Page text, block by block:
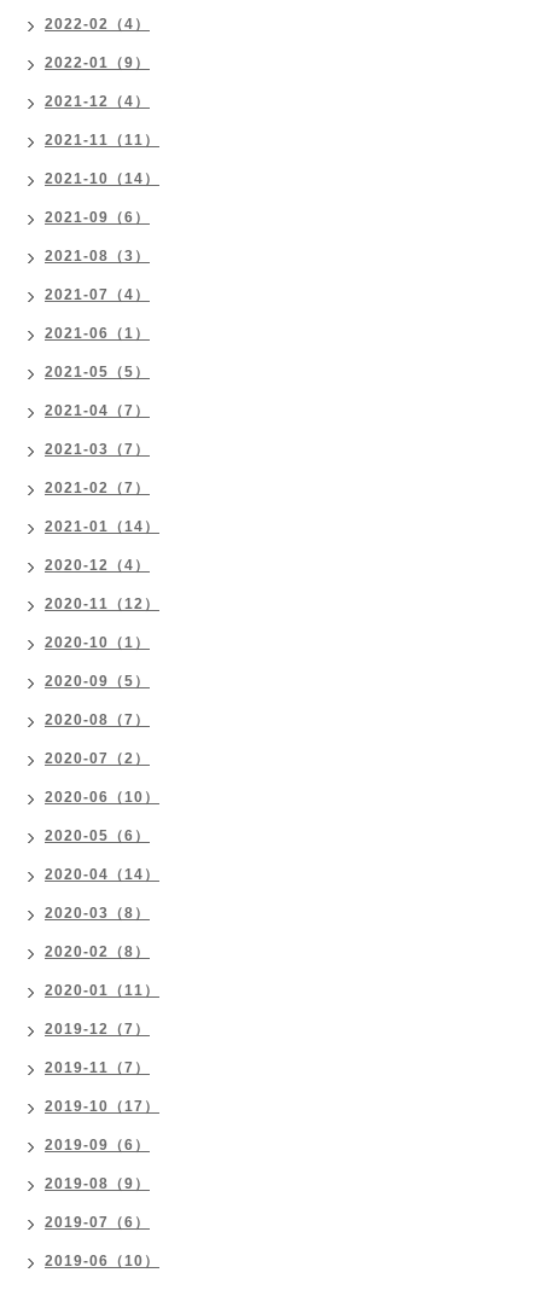
2022-02（4）
2022-01（9）
2021-12（4）
2021-11（11）
2021-10（14）
2021-09（6）
2021-08（3）
2021-07（4）
2021-06（1）
2021-05（5）
2021-04（7）
2021-03（7）
2021-02（7）
2021-01（14）
2020-12（4）
2020-11（12）
2020-10（1）
2020-09（5）
2020-08（7）
2020-07（2）
2020-06（10）
2020-05（6）
2020-04（14）
2020-03（8）
2020-02（8）
2020-01（11）
2019-12（7）
2019-11（7）
2019-10（17）
2019-09（6）
2019-08（9）
2019-07（6）
2019-06（10）